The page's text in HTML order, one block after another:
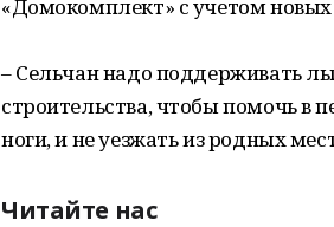
«Домокомплект» с учетом
– Сельчан надо поддерживать
строительства, чтобы помочь в
ноги, и не уезжать из родных
Читайте нас